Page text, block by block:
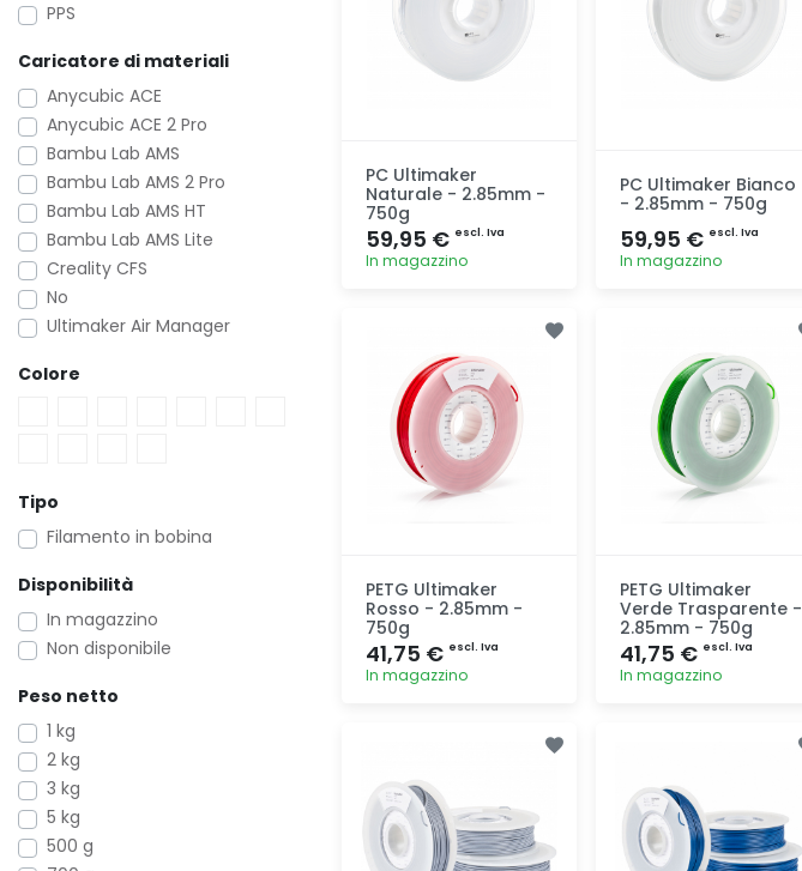
PPS
Caricatore di materiali
Anycubic ACE
Anycubic ACE 2 Pro
Bambu Lab AMS
Bambu Lab AMS 2 Pro
Bambu Lab AMS HT
Bambu Lab AMS Lite
Creality CFS
No
Ultimaker Air Manager
Colore
Tipo
Filamento in bobina
Disponibilità
In magazzino
Non disponibile
Peso netto
1 kg
2 kg
3 kg
5 kg
500 g
PC Ultimaker
Naturale - 2.85mm -
750g
59,95 € escl. Iva
In magazzino
PC Ultimaker Bianco
- 2.85mm - 750g
59,95 € escl. Iva
In magazzino
PETG Ultimaker
Rosso - 2.85mm -
750g
41,75 € escl. Iva
In magazzino
PETG Ultimaker
Verde Trasparente -
2.85mm - 750g
41,75 € escl. Iva
In magazzino